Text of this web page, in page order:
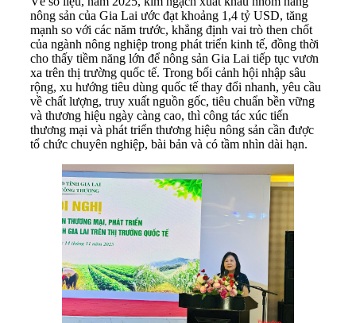
nông sản của Gia Lai ước đạt khoảng 1,4 tỷ USD, tăng
mạnh so với các năm trước, khẳng định vai trò then chốt
của ngành nông nghiệp trong phát triển kinh tế, đồng thời
cho thấy tiềm năng lớn để nông sản Gia Lai tiếp tục vươn
xa trên thị trường quốc tế. Trong bối cảnh hội nhập sâu
rộng, xu hướng tiêu dùng quốc tế thay đổi nhanh, yêu cầu
về chất lượng, truy xuất nguồn gốc, tiêu chuẩn bền vững
và thương hiệu ngày càng cao, thì công tác xúc tiến
thương mại và phát triển thương hiệu nông sản cần được
tổ chức chuyên nghiệp, bài bản và có tầm nhìn dài hạn.